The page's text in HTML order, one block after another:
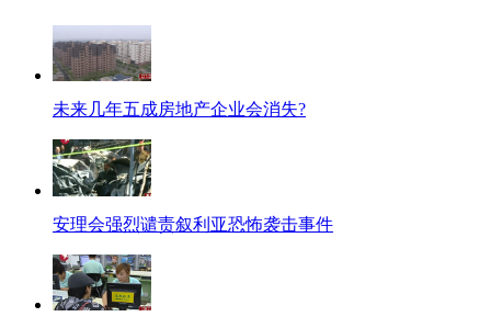
未来几年五成房地产企业会消失?
安理会强烈谴责叙利亚恐怖袭击事件